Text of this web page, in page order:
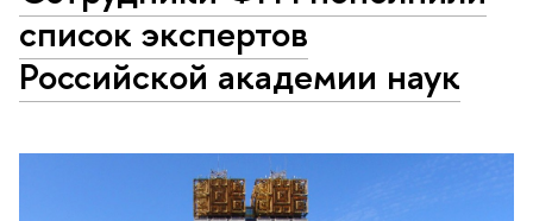
список экспертов
Российской академии наук